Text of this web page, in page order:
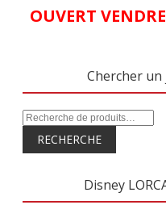
OUVERT
Chercher un
RECHERCHE
Disney